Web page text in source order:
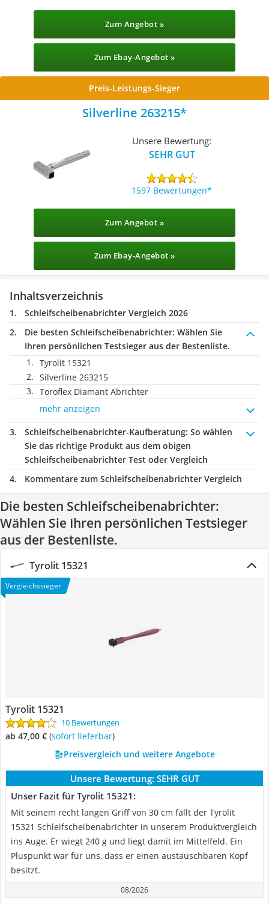
Zum Angebot »
Zum Ebay-Angebot »
Preis-Leistungs-Sieger
Silverline 263215
Unsere Bewertung:
SEHR GUT
1597 Bewertungen
Zum Angebot »
Zum Ebay-Angebot »
Inhaltsverzeichnis
Schleifscheibenabrichter Vergleich 2026
Die besten Schleifscheibenabrichter: Wählen Sie
Ihren persönlichen Testsieger aus der Bestenliste.
Tyrolit 15321
Silverline 263215
Toroflex Diamant Abrichter
mehr anzeigen
Schleifscheibenabrichter-Kaufberatung: So wählen
Sie das richtige Produkt aus dem obigen
Schleifscheibenabrichter Test oder Vergleich
Kommentare zum Schleifscheibenabrichter Vergleich
Die besten Schleifscheibenabrichter:
Wählen Sie Ihren persönlichen Testsieger
aus der Bestenliste.
Tyrolit 15321
Vergleichssieger
Tyrolit 15321
10 Bewertungen
ab 47,00 € ( Sofort lieferbar)
Preisvergleich und weitere Angebote
Unsere Bewertung: SEHR GUT
Unser Fazit für Tyrolit 15321:
Mit seinem recht langen Griff von 30 cm fällt der Tyrolit
15321 Schleifscheibenabrichter in unserem Produktvergleich
ins Auge. Er wiegt 240 g und liegt damit im Mittelfeld. Ein
Pluspunkt war für uns, dass er einen austauschbaren Kopf
besitzt.
08/2026